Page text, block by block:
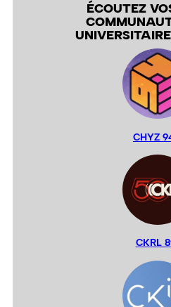
ÉCOUTEZ
CHYZ
CKRL